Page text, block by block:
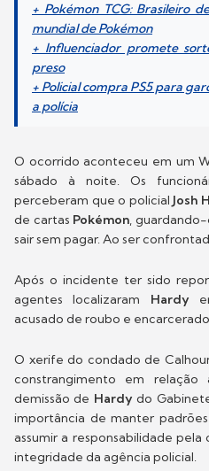
+ Pokémon TCG: Brasileiro
mundial de Pokémon
+ Influenciador promete
preso
+ Policial compra PS5 para
a polícia
O ocorrido aconteceu em um
sábado à noite. Os
perceberam que o policial Josh
de cartas Pokémon,
sair sem pagar. Ao ser
Após o incidente ter sido
agentes localizaram Hardy
acusado de roubo e
O xerife do condado de
constrangimento em
demissão de Hardy do
importância de manter
assumir a responsabilidade
integridade da agência policial.